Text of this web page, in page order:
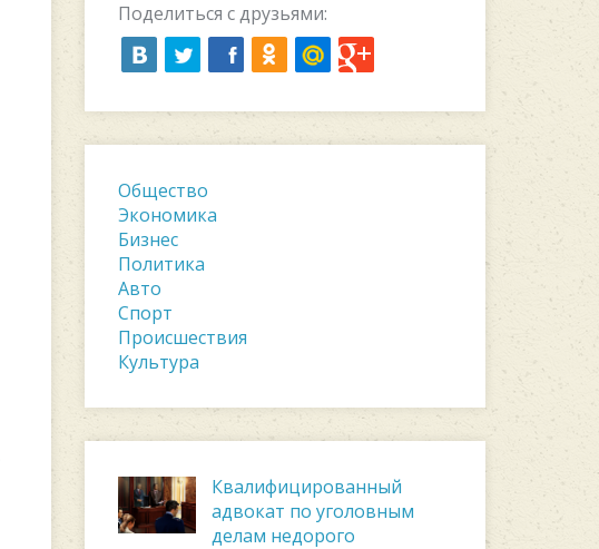
Поделиться с друзьями:
Общество
Экономика
Бизнес
Политика
Авто
Спорт
Происшествия
Культура
Квалифицированный
адвокат по уголовным
делам недорого